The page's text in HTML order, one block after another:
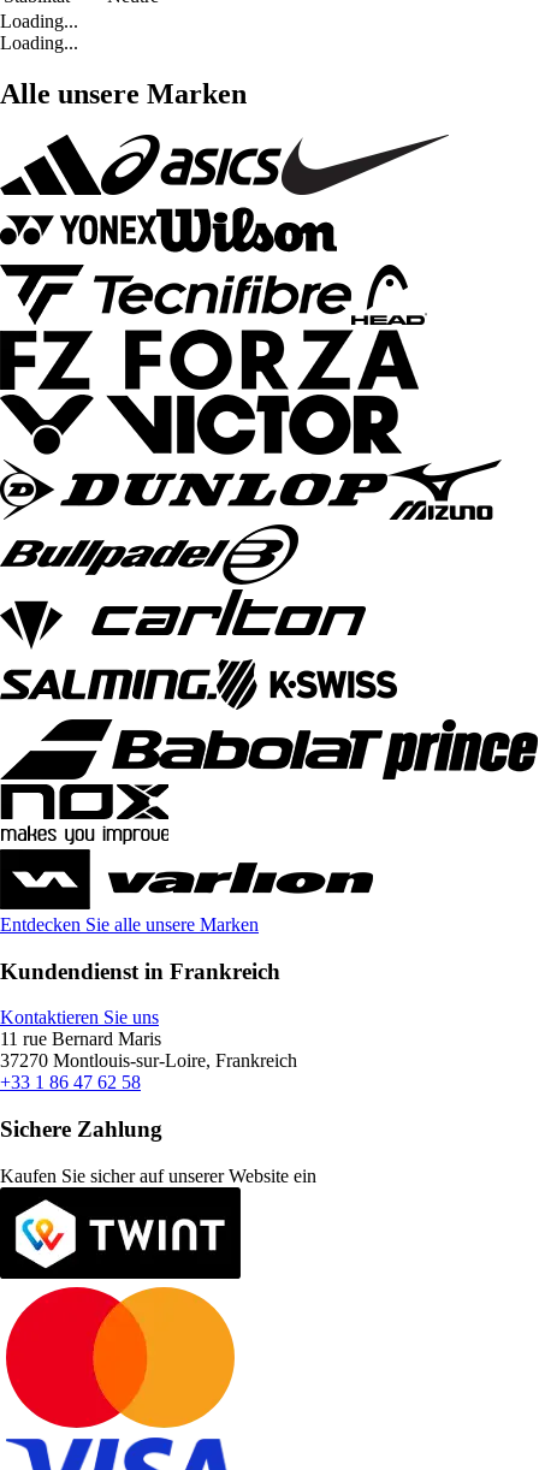
Loading...
Loading...
Alle unsere Marken
Entdecken Sie alle unsere Marken
Kundendienst in Frankreich
Kontaktieren Sie uns
11 rue Bernard Maris
37270 Montlouis-sur-Loire, Frankreich
+33 1 86 47 62 58
Sichere Zahlung
Kaufen Sie sicher auf unserer Website ein